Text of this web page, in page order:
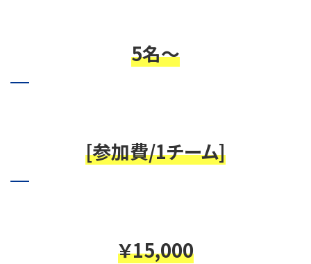
5名～
[参加費/1チーム]
￥15,000